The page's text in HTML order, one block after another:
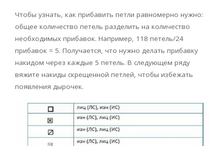
Чтобы узнать, как прибавить петли равномерно нужно:
общее количество петель разделить на количество
необходимых прибавок. Например, 118 петель/24
прибавок = 5. Получается, что нужно делать прибавку
накидом через каждые 5 петель. В следующем ряду
вяжите накиды скрещенной петлей, чтобы избежать
появления дырочек.